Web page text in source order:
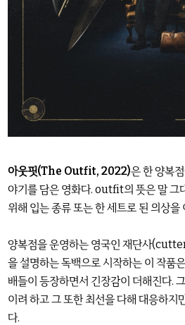
아웃핏(The Outfit, 2022)은 한 양복
야기를 담은 영화다. outfit의 뜻은 말 그
위해 입는 종류 또는 한 세트로 된 의상을
양복점을 운영하는 영국인 재단사
을 설명하는 독백으로 시작하는 이 작품
배들이 등장하면서 긴장감이 더해진다.
이려 하고 그 또한 최선을 다해 대응하지
다.